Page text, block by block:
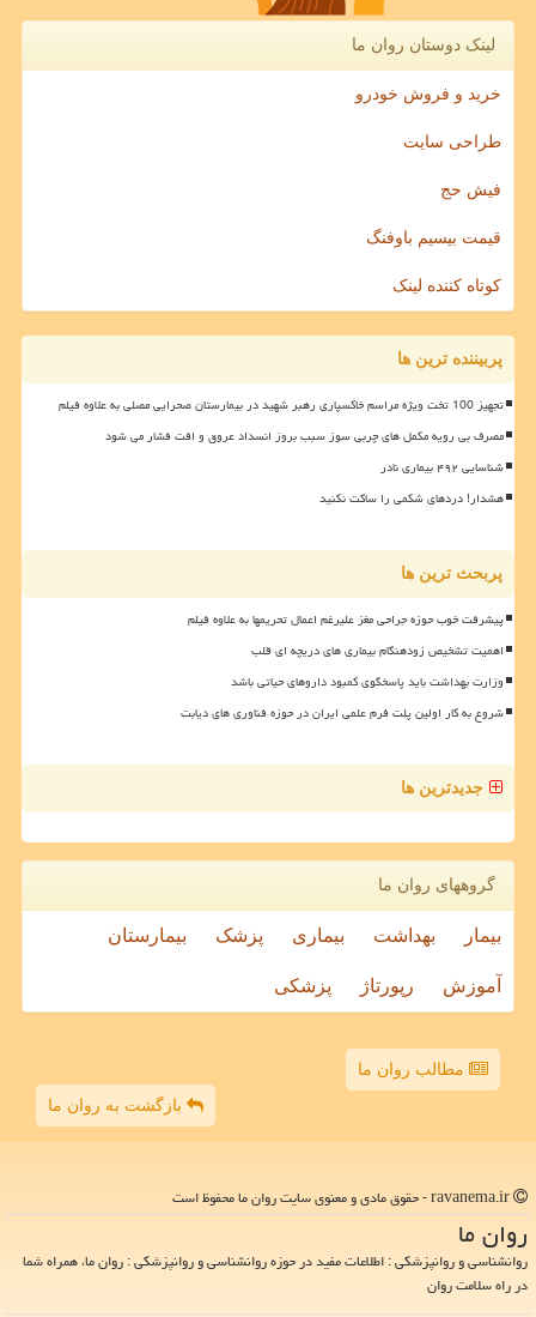
لینک دوستان روان ما
خرید و فروش خودرو
طراحی سایت
فیش حج
قیمت بیسیم باوفنگ
کوتاه کننده لینک
پربیننده ترین ها
تجهیز 100 تخت ویژه مراسم خاکسپاری رهبر شهید در بیمارستان صحرایی مصلی به علاوه فیلم
مصرف بی رویه مکمل های چربی سوز سبب بروز انسداد عروق و افت فشار می شود
شناسایی ۴۹۲ بیماری نادر
هشدار! دردهای شکمی را ساکت نکنید
پربحث ترین ها
پیشرفت خوب حوزه جراحی مغز علیرغم اعمال تحریمها به علاوه فیلم
اهمیت تشخیص زودهنگام بیماری های دریچه ای قلب
وزارت بهداشت باید پاسخگوی کمبود داروهای حیاتی باشد
شروع به کار اولین پلت فرم علمی ایران در حوزه فناوری های دیابت
جدیدترین ها
گروههای روان ما
بیمار بهداشت بیماری پزشک بیمارستان
آموزش رپورتاژ پزشکی
مطالب روان ما
بازگشت به روان ما
روان ما
روانشناسی و روانپزشکی : اطلاعات مفید در حوزه روانشناسی و روانپزشکی : روان ما، همراه شما
در راه سلامت روان